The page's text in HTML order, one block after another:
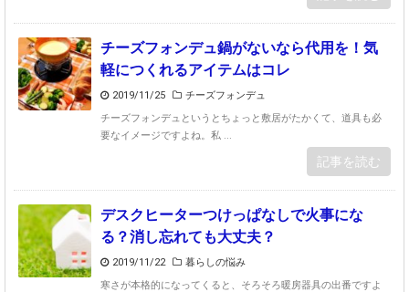
チーズフォンデュ鍋がないなら代用を！気
軽につくれるアイテムはコレ
2019/11/25
チーズフォンデュ
チーズフォンデュというとちょっと敷居がたかくて、道具も必
要なイメージですよね。私 ...
記事を読む
デスクヒーターつけっぱなしで火事にな
る？消し忘れても大丈夫？
2019/11/22
暮らしの悩み
寒さが本格的になってくると、そろそろ暖房器具の出番ですよ